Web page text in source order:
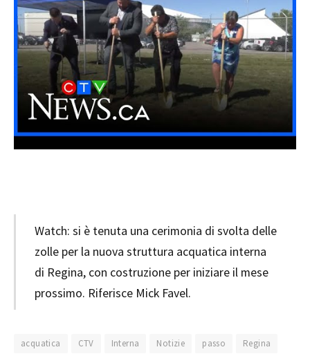
Watch: si è tenuta una cerimonia di svolta delle
zolle per la nuova struttura acquatica interna
di Regina, con costruzione per iniziare il mese
prossimo. Riferisce Mick Favel.
acquatica CTV Interna Notizie passo
Regina